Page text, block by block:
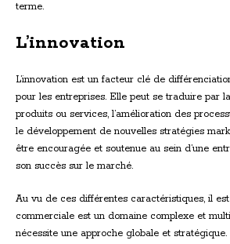
terme.
L’innovation
L’innovation est un facteur clé de
pour les entreprises. Elle peut se traduire par
produits ou services, l’amélioration des
le développement de nouvelles stratégies
être encouragée et soutenue au sein d’une
son succès sur le marché.
Au vu de ces différentes caractéristiques, il
commerciale est un domaine complexe et
nécessite une approche globale et